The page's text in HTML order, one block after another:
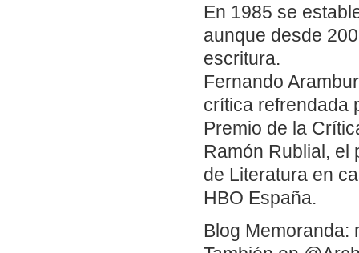
En 1985 se
aunque desde
escritura.
Fernando
crítica refrendada
Premio de la
Ramón Rublial, el
de Literatura en
HBO España.
Blog Memoranda: